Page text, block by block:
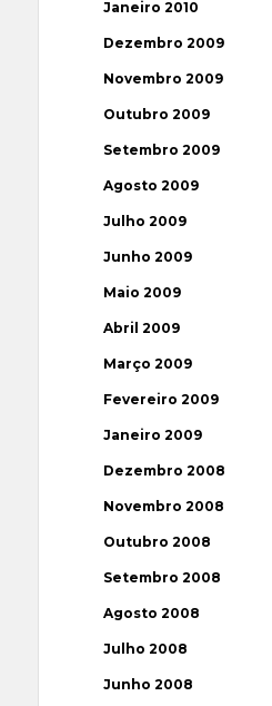
Janeiro 2010
Dezembro 2009
Novembro 2009
Outubro 2009
Setembro 2009
Agosto 2009
Julho 2009
Junho 2009
Maio 2009
Abril 2009
Março 2009
Fevereiro 2009
Janeiro 2009
Dezembro 2008
Novembro 2008
Outubro 2008
Setembro 2008
Agosto 2008
Julho 2008
Junho 2008